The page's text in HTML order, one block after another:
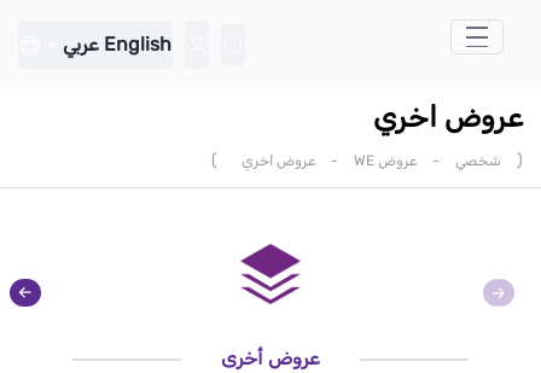
تخطي إلى المحتوى الرئيسي
English عربي
عروض اخري
( شخصي - عروض WE - عروض اخري )
عروض أخرى